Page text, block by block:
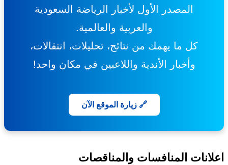
المصدر الأول لأخبار الرياضة السعودية
والعربية والعالمية.
كل ما يهمك من نتائج، تحليلات، انتقالات،
وأخبار الأندية واللاعبين في مكان واحد!
🔗 زيارة الموقع الآن
المنافسات والمناقصات